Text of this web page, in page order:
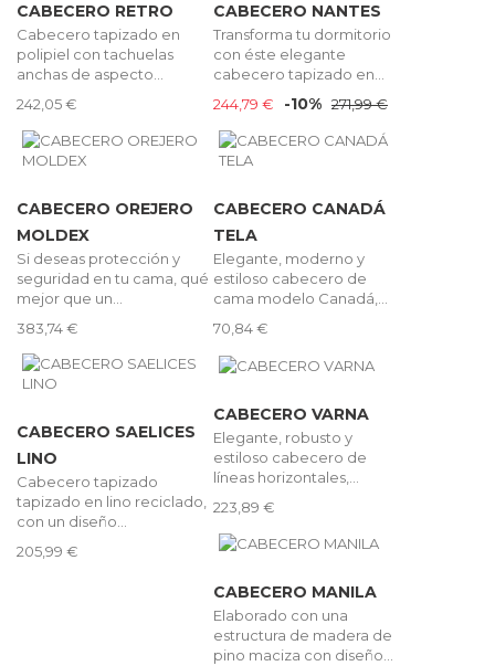
CABECERO RETRO
Cabecero tapizado en
polipiel con tachuelas
anchas de aspecto...
242,05 €
CABECERO NANTES
Transforma tu dormitorio
con éste elegante
cabecero tapizado en...
244,79 €
-10% 271,99 €
CABECERO OREJERO
MOLDEX
Si deseas protección y
seguridad en tu cama, qué
mejor que un...
383,74 €
CABECERO CANADÁ
TELA
Elegante, moderno y
estiloso cabecero de
cama modelo Canadá,...
70,84 €
CABECERO SAELICES
LINO
Cabecero tapizado
tapizado en lino reciclado,
con un diseño...
205,99 €
CABECERO VARNA
Elegante, robusto y
estiloso cabecero de
líneas horizontales,...
223,89 €
CABECERO MANILA
Elaborado con una
estructura de madera de
pino maciza con diseño...